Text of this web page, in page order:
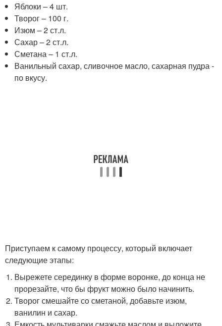
Яблоки – 4 шт.
Творог – 100 г.
Изюм – 2 ст.л.
Сахар – 2 ст.л.
Сметана – 1 ст.л.
Ванильный сахар, сливочное масло, сахарная пудра -
по вкусу.
Приступаем к самому процессу, который включает
следующие этапы:
Вырежете серединку в форме воронке, до конца не
прорезайте, что бы фрукт можно было начинить.
Творог смешайте со сметаной, добавьте изюм,
ванилин и сахар.